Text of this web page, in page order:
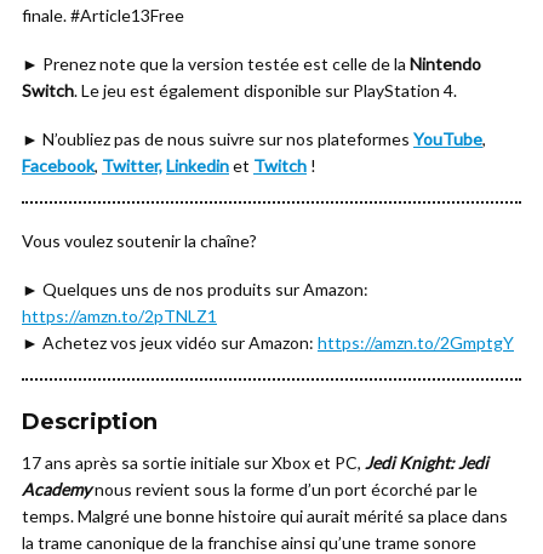
finale. #Article13Free
► Prenez note que la version testée est celle de la Nintendo
Switch. Le jeu est également disponible sur PlayStation 4.
► N’oubliez pas de nous suivre sur nos plateformes YouTube,
Facebook, Twitter,Linkedinet Twitch !
Vous voulez soutenir la chaîne?
► Quelques uns de nos produits sur Amazon:
https://amzn.to/2pTNLZ1
► Achetez vos jeux vidéo sur Amazon: https://amzn.to/2GmptgY
Description
17 ans après sa sortie initiale sur Xbox et PC, Jedi Knight: Jedi
Academynous revient sous la forme d’un port écorché par le
temps. Malgré une bonne histoire qui aurait mérité sa place dans
la trame canonique de la franchise ainsi qu’une trame sonore